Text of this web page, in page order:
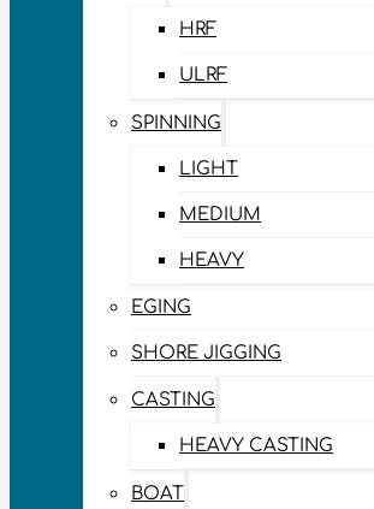
HRF
ULRF
SPINNING
LIGHT
MEDIUM
HEAVY
EGING
SHORE JIGGING
CASTING
HEAVY CASTING
BOAT